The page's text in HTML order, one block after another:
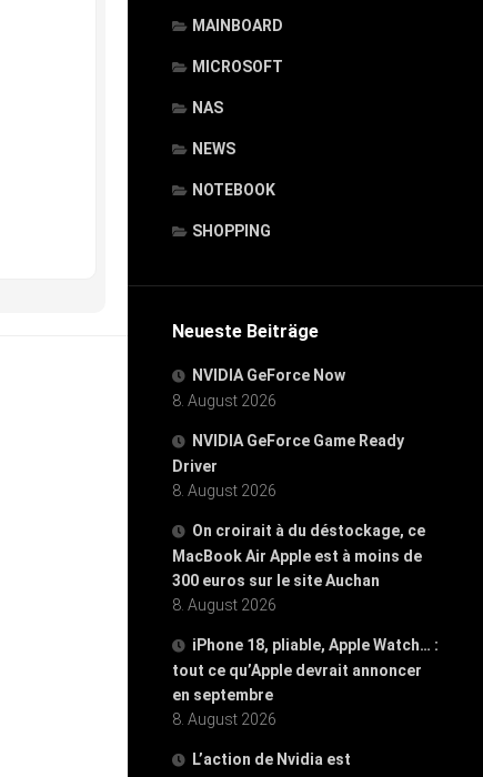
MAINBOARD
MICROSOFT
NAS
NEWS
NOTEBOOK
SHOPPING
Neueste Beiträge
NVIDIA GeForce Now
8. August 2026
NVIDIA GeForce Game Ready
Driver
8. August 2026
On croirait à du déstockage, ce
MacBook Air Apple est à moins de
300 euros sur le site Auchan
8. August 2026
iPhone 18, pliable, Apple Watch… :
tout ce qu’Apple devrait annoncer
en septembre
8. August 2026
L’action de Nvidia est